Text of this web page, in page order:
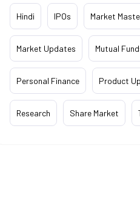
Hindi IPOs Market
Market Updates Mutual
Personal Finance Product
Research Share Market